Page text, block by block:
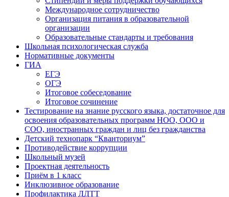
Международное сотрудничество
Организация питания в образовательной
организации
Образовательные стандарты и требования
Школьная психологическая служба
Нормативные документы
ГИА
ЕГЭ
ОГЭ
Итоговое собеседование
Итоговое сочинение
Тестирование на знание русского языка, достаточное для
освоения образовательных программ НОО, ООО и
СОО, иностранных граждан и лиц без гражданства
Детский технопарк “Кванториум”
Противодействие коррупции
Школьный музей
Проектная деятельность
Приём в 1 класс
Инклюзивное образование
Профилактика ДДТТ